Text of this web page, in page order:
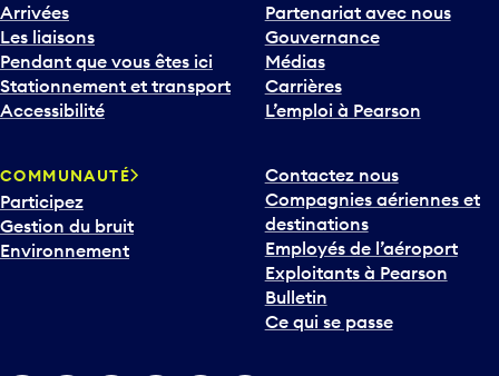
Arrivées
Les liaisons
Pendant que vous êtes ici
Stationnement et transport
Accessibilité
Partenariat avec nous
Gouvernance
Médias
Carrières
L’emploi à Pearson
COMMUNAUTÉ
Participez
Gestion du bruit
Environnement
Contactez nous
Compagnies aériennes et
destinations
Employés de l’aéroport
Exploitants à Pearson
Bulletin
Ce qui se passe